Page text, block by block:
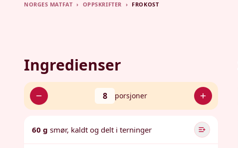
NORGES MATFAT › OPPSKRIFTER › FROKOST
Ingredienser
8 porsjoner
60 g smør, kaldt og delt i terninger